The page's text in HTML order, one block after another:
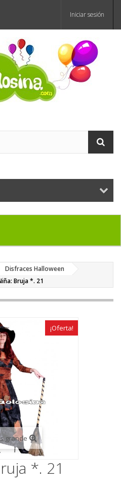
Iniciar sesión
+
Disfraces Halloween
Bruja *. 21
¡Oferta!
grande
*. 21